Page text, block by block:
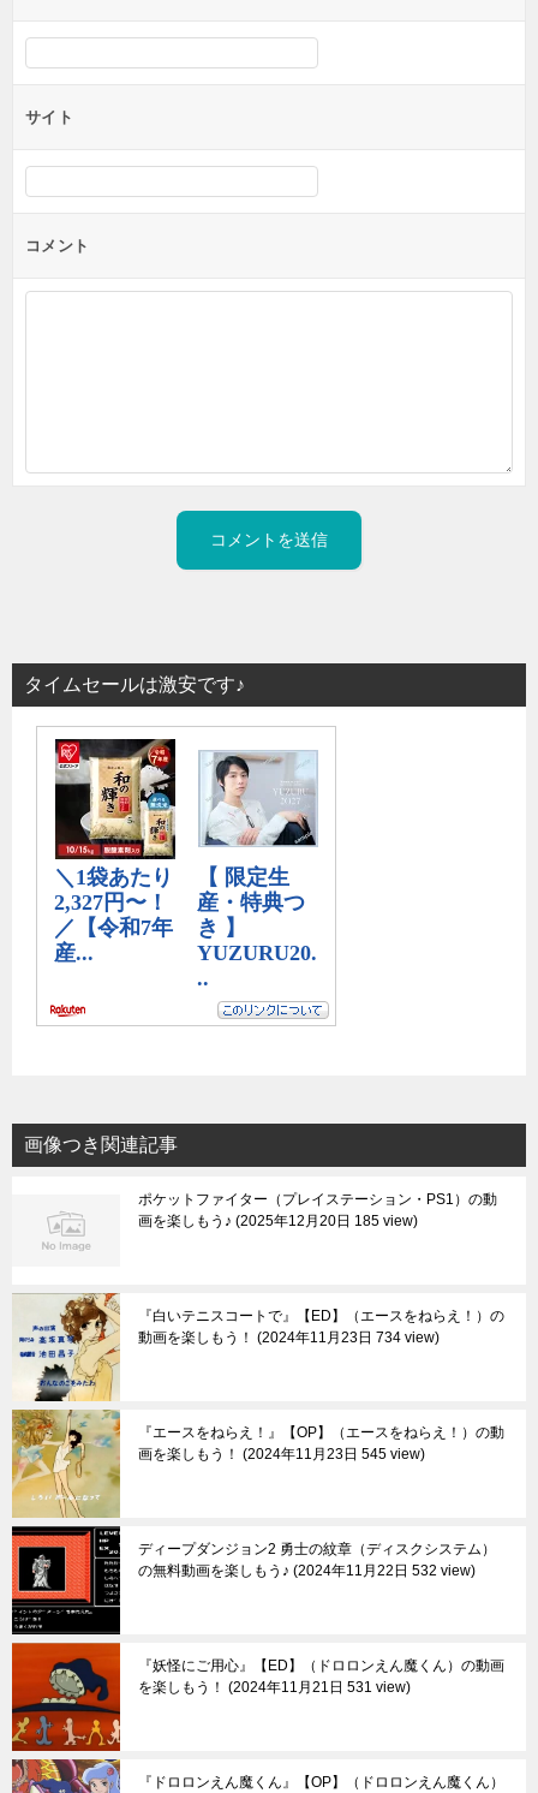
サイト
コメント
タイムセールは激安です♪
画像つき関連記事
ポケットファイター（プレイステーション・PS1）の動
画を楽しもう♪ 2025年12月20日 185 view
『白いテニスコートで』【ED】（エースをねらえ！）の
動画を楽しもう！
2024年11月23日 734 view
『エースをねらえ！』【OP】（エースをねらえ！）の動
画を楽しもう！
2024年11月23日 545 view
ディープダンジョン2 勇士の紋章（ディスクシステム）
の無料動画を楽しもう♪ 2024年11月22日 532 view
『妖怪にご用心』【ED】（ドロロンえん魔くん）の動画
を楽しもう！
2024年11月21日 531 view
『ドロロンえん魔くん』【OP】（ドロロンえん魔くん）